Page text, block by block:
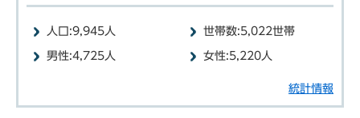
人口:9,945人 世帯数:5,022世帯
男性:4,725人 女性:5,220人
統計情報